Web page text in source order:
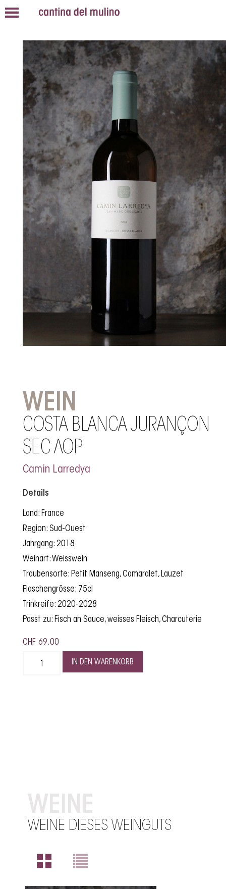
WEIN
COSTA BLANCA JURANÇON
SEC AOP
Camin Larredya
Details
Land: France
Region: Sud-Ouest
Jahrgang: 2018
Weinart: Weisswein
Traubensorte: Petit Manseng, Camaralet, Lauzet
Flaschengrösse: 75cl
Trinkreife: 2020-2028
Passt zu: Fisch an Sauce, weisses Fleisch, Charcuterie
CHF 69.00
IN DEN WARENKORB
WEINE
WEINE DIESES WEINGUTS